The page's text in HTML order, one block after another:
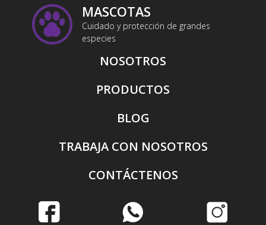
MASCOTAS
Cuidado y protección de grandes
especies
NOSOTROS
PRODUCTOS
BLOG
TRABAJA CON NOSOTROS
CONTÁCTENOS